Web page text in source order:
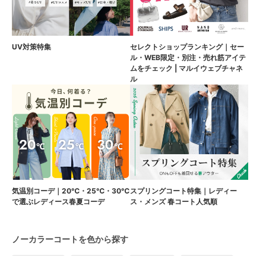
UV対策特集
セレクトショップランキング｜セー
ル・WEB限定・別注・売れ筋アイテ
ムをチェック | マルイウェブチャネ
ル
気温別コーデ｜20℃・25℃・30℃
で選ぶレディース春夏コーデ
スプリングコート特集｜レディー
ス・メンズ 春コート人気順
ノーカラーコートを色から探す